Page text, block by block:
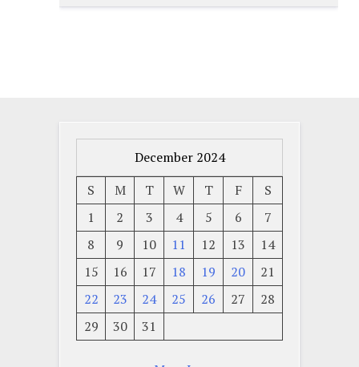
December 2024
S
M T W T F
S
1
2 3 4 5 6
7
8
9 10 11 12 13
14
15
16 17 18 19 20
21
22
23 24 25 26 27
28
29
30 31